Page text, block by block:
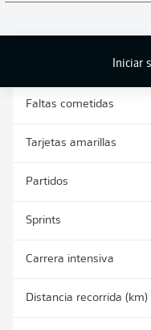
Iniciar
Faltas cometidas
Tarjetas amarillas
Partidos
Sprints
Carrera intensiva
Distancia recorrida (km)